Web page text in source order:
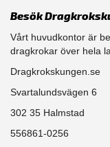
Besök
Vårt huvudkontor är
dragkrokar över hela
Dragkrokskungen.se
Svartalundsvägen 6
302 35 Halmstad
556861-0256